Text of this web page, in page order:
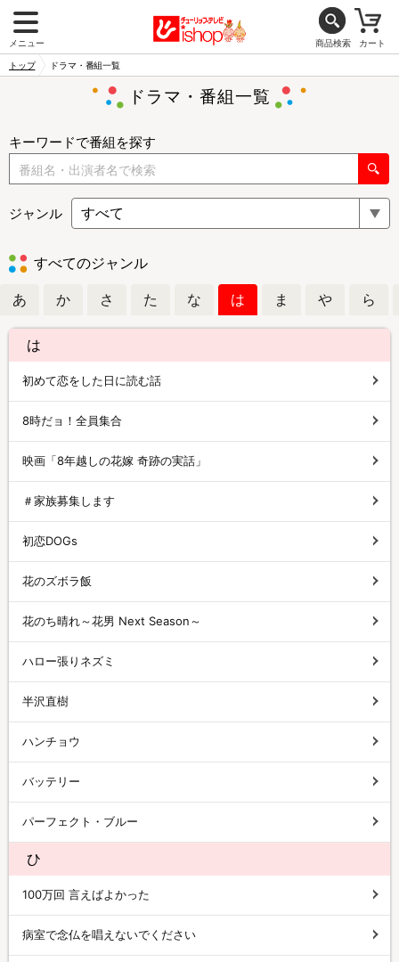
メニュー 商品検索 カート
トップ ドラマ・番組一覧
ドラマ・番組一覧
キーワードで番組を探す
ジャンル
すべてのジャンル
あ か さ た な は ま や ら
は
初めて恋をした日に読む話
8時だョ！全員集合
映画「8年越しの花嫁 奇跡の実話」
＃家族募集します
初恋DOGs
花のズボラ飯
花のち晴れ～花男 Next Season～
ハロー張りネズミ
半沢直樹
ハンチョウ
バッテリー
パーフェクト・ブルー
ひ
100万回 言えばよかった
病室で念仏を唱えないでください